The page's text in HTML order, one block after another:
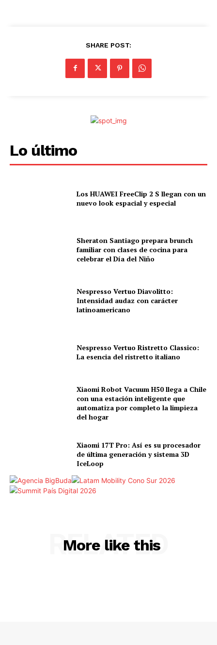
SHARE POST:
Lo último
Los HUAWEI FreeClip 2 S llegan con un
nuevo look espacial y especial
Sheraton Santiago prepara brunch
familiar con clases de cocina para
celebrar el Día del Niño
Nespresso Vertuo Diavolitto:
Intensidad audaz con carácter
latinoamericano
Nespresso Vertuo Ristretto Classico:
La esencia del ristretto italiano
Xiaomi Robot Vacuum H50 llega a Chile
con una estación inteligente que
automatiza por completo la limpieza
del hogar
Xiaomi 17T Pro: Así es su procesador
de última generación y sistema 3D
IceLoop
More like this
RELATED